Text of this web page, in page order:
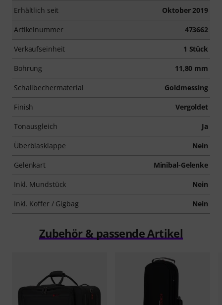
Erhältlich seit Oktober 2019
Artikelnummer 473662
Verkaufseinheit 1 Stück
Bohrung 11,80 mm
Schallbechermaterial Goldmessing
Finish Vergoldet
Tonausgleich Ja
Überblasklappe Nein
Gelenkart Minibal-Gelenke
Inkl. Mundstück Nein
Inkl. Koffer / Gigbag Nein
Zubehör & passende Artikel